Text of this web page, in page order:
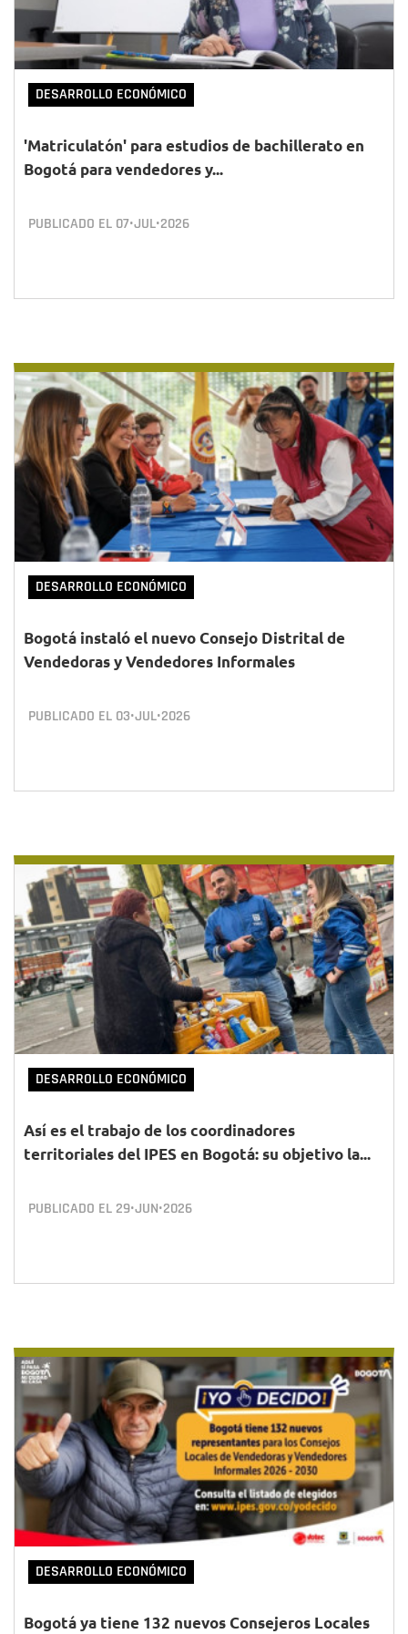
DESARROLLO ECONÓMICO
'Matriculatón' para estudios de bachillerato en
Bogotá para vendedores y...
PUBLICADO EL 07•JUL•2026
DESARROLLO ECONÓMICO
Bogotá instaló el nuevo Consejo Distrital de
Vendedoras y Vendedores Informales
PUBLICADO EL 03•JUL•2026
DESARROLLO ECONÓMICO
Así es el trabajo de los coordinadores
territoriales del IPES en Bogotá: su objetivo la...
PUBLICADO EL 29•JUN•2026
DESARROLLO ECONÓMICO
Bogotá ya tiene 132 nuevos Consejeros Locales